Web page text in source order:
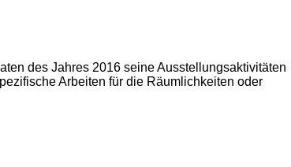
des Jahres 2016 seine Ausstellungsaktivitäten
Arbeiten für die Räumlichkeiten oder